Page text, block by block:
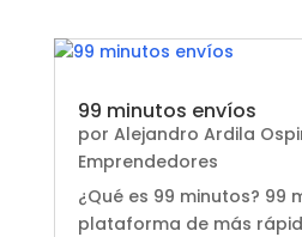
99 minutos envíos
por Alejandro Ardila
Emprendedores
¿Qué es 99 minutos? 99
plataforma de más